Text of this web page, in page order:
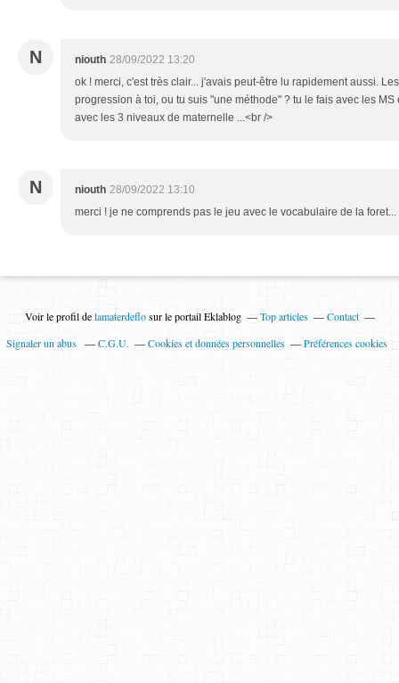
N niouth 28/09/2022 13:20
ok ! merci, c'est très clair... j'avais peut-être lu rapidement aussi.
progression à toi, ou tu suis "une méthode" ? tu le fais avec les
avec les 3 niveaux de maternelle ...<br />
N niouth 28/09/2022 13:10
merci ! je ne comprends pas le jeu avec le vocabulaire de la foret...
Voir le profil delamaterdeflosur le portail Eklablog Top articles
Contact
Signaler un abus
C.G.U. Cookies et données personnelles Préférences cookies